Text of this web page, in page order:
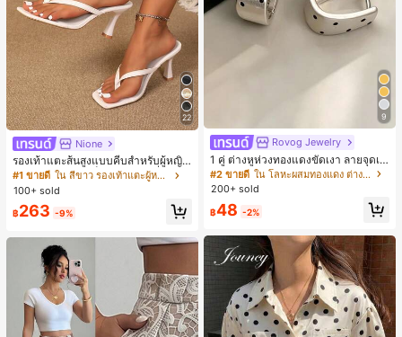
22
Nione
รองเท้าแตะส้นสูงแบบคีบสำหรับผู้หญิง
สไตล์คลาสสิก สีบล็อก สไตล์แฟรี่ฤดูร้อ
น ส้นเข็ม รองเท้าแตะแบบคีบ รองเท้าแ
ตะชายหาดแฟชั่นสายไขว้ รองเท้าผู้ห
ญิง สำหรับออฟฟิศ บ้าน กลางแจ้ง ดีไซ
น์หัวเหลี่ยม ชิคและหรูหรา สำหรับเดทไ
นท์
#1 ขายดี
ใน สีขาว รองเท้าแตะผู้หญิง
100+ sold
฿263 -9%
9
Rovog Jewelry
1 คู่ ต่างหูห่วงทองแดงขัดเงา ลายจุดเร
ขาคณิตสไตล์มินิมอล เหมาะสำหรับสว
มใส่ประจำวันแบบสบายๆ สำหรับผู้หญิง
#2 ขายดี
ใน โลหะผสมทองแดง ต่างหูผู้หญิง
200+ sold
฿48 -2%